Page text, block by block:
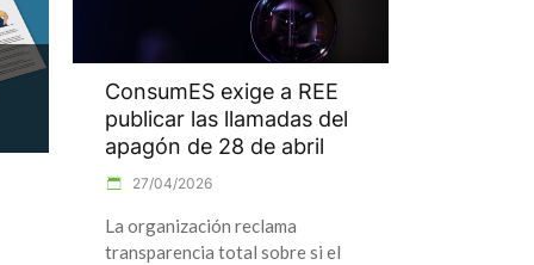
ConsumES exige a REE
publicar las llamadas del
apagón de 28 de abril
27/04/2026
La organización reclama
transparencia total sobre si el